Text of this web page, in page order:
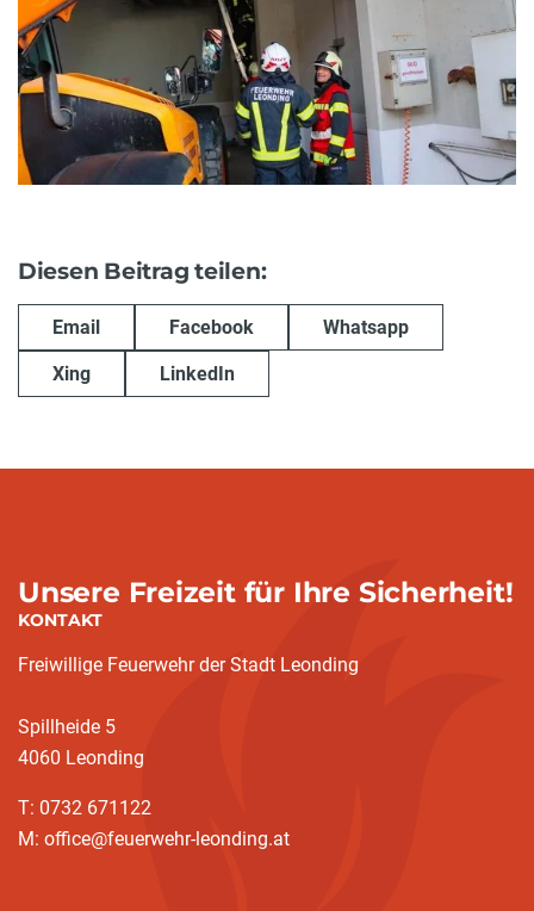
Diesen Beitrag teilen:
Email Facebook Whatsapp
Xing LinkedIn
Unsere Freizeit für Ihre Sicherheit!
KONTAKT
Freiwillige Feuerwehr der Stadt Leonding
Spillheide 5
4060 Leonding
T: 0732 671122
M: office@feuerwehr-leonding.at